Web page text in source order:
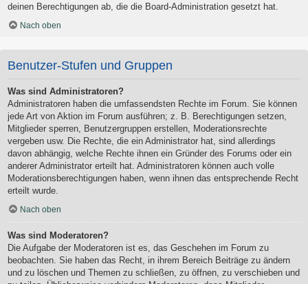
deinen Berechtigungen ab, die die Board-Administration gesetzt hat.
Nach oben
Benutzer-Stufen und Gruppen
Was sind Administratoren?
Administratoren haben die umfassendsten Rechte im Forum. Sie können
jede Art von Aktion im Forum ausführen; z. B. Berechtigungen setzen,
Mitglieder sperren, Benutzergruppen erstellen, Moderationsrechte
vergeben usw. Die Rechte, die ein Administrator hat, sind allerdings
davon abhängig, welche Rechte ihnen ein Gründer des Forums oder ein
anderer Administrator erteilt hat. Administratoren können auch volle
Moderationsberechtigungen haben, wenn ihnen das entsprechende Recht
erteilt wurde.
Nach oben
Was sind Moderatoren?
Die Aufgabe der Moderatoren ist es, das Geschehen im Forum zu
beobachten. Sie haben das Recht, in ihrem Bereich Beiträge zu ändern
und zu löschen und Themen zu schließen, zu öffnen, zu verschieben und